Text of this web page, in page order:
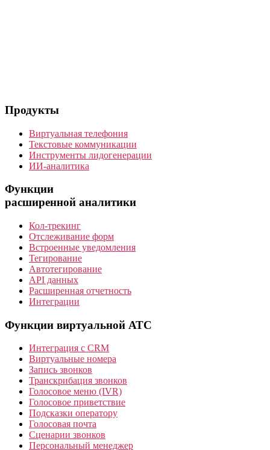
Продукты
Виртуальная телефония
Текстовые коммуникации
Инструменты лидогенерации
ИИ-аналитика
Функции
расширенной аналитики
Кол-трекинг
Отслеживание форм
Встроенные уведомления
Тегирование
Автотегирование
API данных
Расширенная отчетность
Интеграции
Функции виртуальной АТС
Интеграция с CRM
Виртуальные номера
Запись звонков
Транскрибация звонков
Голосовое меню (IVR)
Голосовое приветствие
Подсказки оператору
Голосовая почта
Сценарии звонков
Персональный менеджер